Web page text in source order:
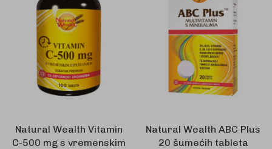
Natural Wealth Vitamin
C-500 mg s vremenskim
Natural Wealth ABC Plus
20 šumećih tableta